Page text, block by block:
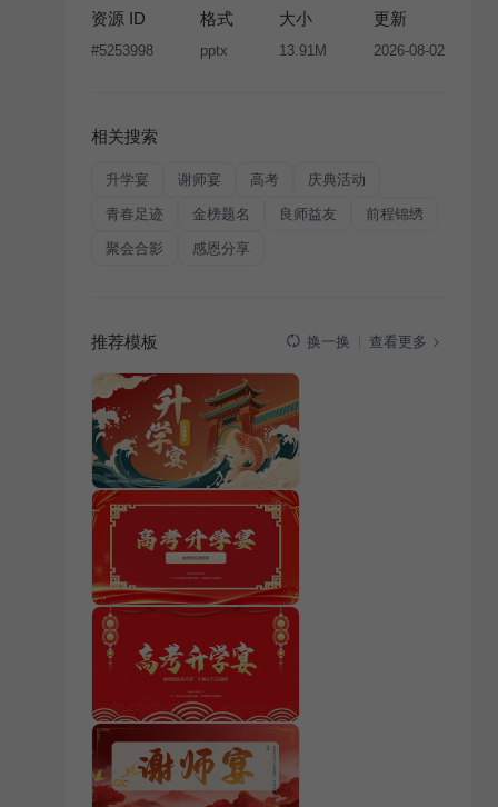
版权声明
条款，禁止任何形式的转让、出售或出租，未
经投权许可任何人不得擅自转载和分发，否则将接照我
资源 ID
#5253998
格式
pptx
大小
13.91M
更新
2026-08-02
相关搜索
升学宴 谢师宴 高考 庆典活动
青春足迹 金榜题名 良师益友 前程锦绣
聚会合影 感恩分享
推荐模板 换一换 查看更多